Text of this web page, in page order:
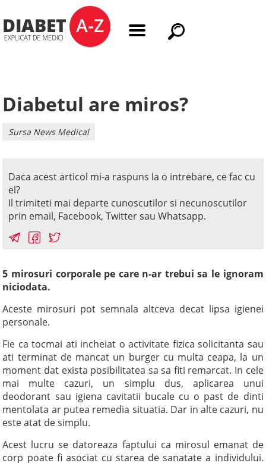
Diabetul are miros?
Sursa News Medical
Daca acest articol mi-a raspuns la o intrebare, ce fac cu
el?
Il trimiteti mai departe cunoscutilor si necunoscutilor
prin email, Facebook, Twitter sau Whatsapp.
5 mirosuri corporale pe care n-ar trebui sa le ignoram
niciodata.
Aceste mirosuri pot semnala altceva decat lipsa igienei
personale.
Fie ca tocmai ati incheiat o activitate fizica solicitanta sau
ati terminat de mancat un burger cu multa ceapa, la un
moment dat exista posibilitatea sa sa fiti remarcat. In cele
mai multe cazuri, un simplu dus, aplicarea unui
deodorant sau igiena cavitatii bucale cu o past de dinti
mentolata ar putea remedia situatia. Dar in alte cazuri, nu
este atat de simplu.
Acest lucru se datoreaza faptului ca mirosul emanat de
corp poate fi asociat cu starea de sanatate a individului.